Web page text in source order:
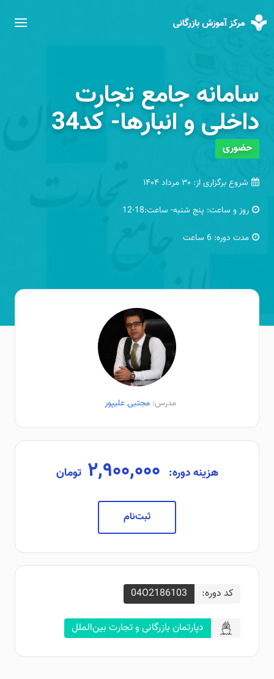
سامانه جامع تجارت
داخلی و انبارها- کد34
حضوری
شروع برگزاری از: ۳۰ مرداد ۱۴۰۴
روز و ساعت: پنج شنبه- ساعت:18-12
مدت دوره: 6 ساعت
مدرس: مجتبی علیپور
هزینه دوره: تومان
ثبت‌نام
کد دوره: 04O2186103
دپارتمان بازرگانی و تجارت بین‌الملل